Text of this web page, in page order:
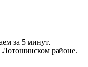
за 5 минут,
Лотошинском районе.